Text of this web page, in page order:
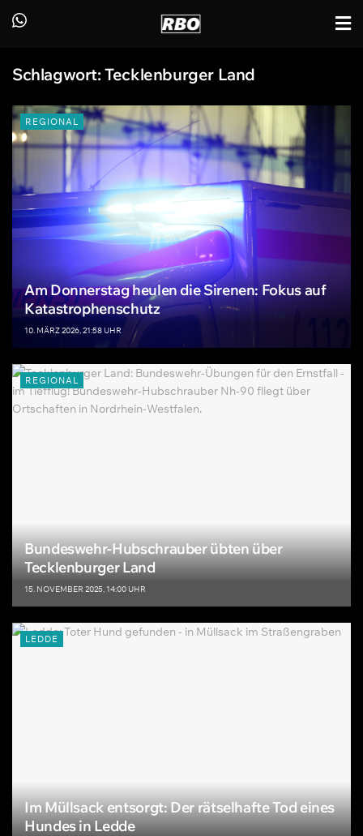
Schlagwort:Tecklenburger Land
REGIONAL
Am Donnerstag heulen die Sirenen: Fokus auf
Katastrophenschutz
10. MÄRZ 2026, 21:58 UHR
REGIONAL
Bundeswehr-Hubschrauber übten über
Tecklenburger Land
15. NOVEMBER 2025, 14:00 UHR
LEDDE
Im Müllsack entsorgt: Der rätselhafte Tod eines
Hundes in Ledde